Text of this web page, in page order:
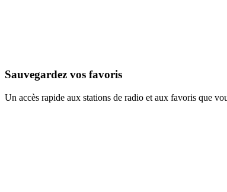
Sauvegardez vos favoris
Un accès rapide aux stations de radio et aux favoris que